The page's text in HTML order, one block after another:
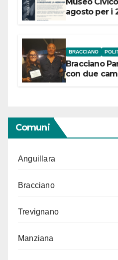
agosto per i
BRACCIANO
Bracciano
con due
Comuni
Anguillara
Bracciano
Trevignano
Manziana